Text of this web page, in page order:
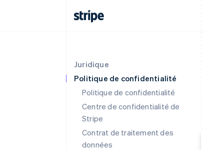
Juridique
Politique de confidentialité
Politique de confidentialité
Centre de confidentialité de
Stripe
Contrat de traitement des
données